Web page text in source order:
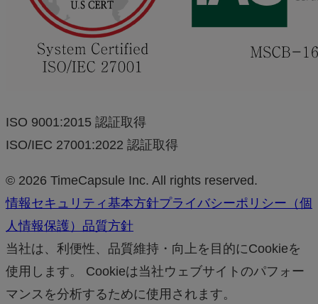
ISO 9001:2015 認証取得
ISO/IEC 27001:2022 認証取得
© 2026 TimeCapsule Inc. All rights reserved.
情報セキュリティ基本方針プライバシーポリシー（個
人情報保護） 品質方針
当社は、利便性、品質維持・向上を目的にCookieを
使用します。 Cookieは当社ウェブサイトのパフォー
マンスを分析するために使用されます。